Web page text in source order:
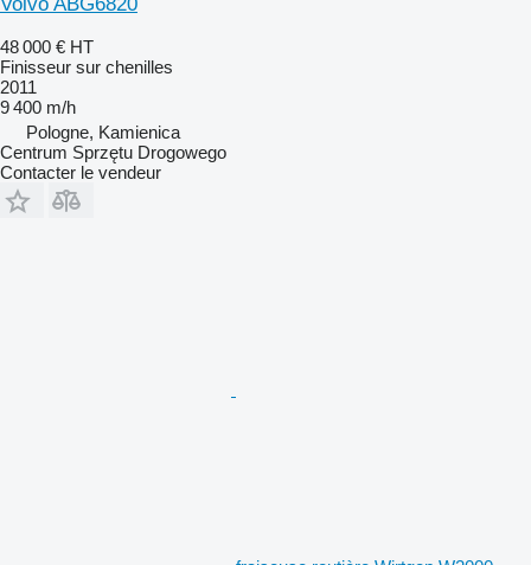
48 000 € HT
Finisseur sur chenilles
2011
9 400 m/h
Pologne, Kamienica
Centrum Sprzętu Drogowego
Contacter le vendeur